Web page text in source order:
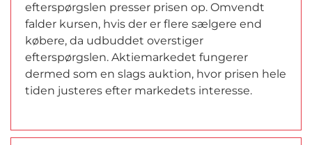
efterspørgslen presser prisen op. Omvendt
falder kursen, hvis der er flere sælgere end
købere, da udbuddet overstiger
efterspørgslen. Aktiemarkedet fungerer
dermed som en slags auktion, hvor prisen hele
tiden justeres efter markedets interesse.